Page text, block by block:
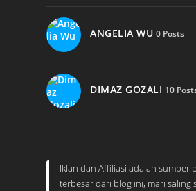
ANGELIA WU 0 Posts
DIMAZ GOZALI 10
Iklan dan Affiliasi adalah sumber
terbesar dari blog ini, mari saling